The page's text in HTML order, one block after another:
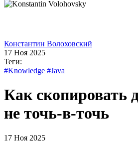
Константин Волоховский
17 Ноя 2025
Теги:
#Knowledge #Java
Как скопировать
не точь-в-точь
17 Ноя 2025